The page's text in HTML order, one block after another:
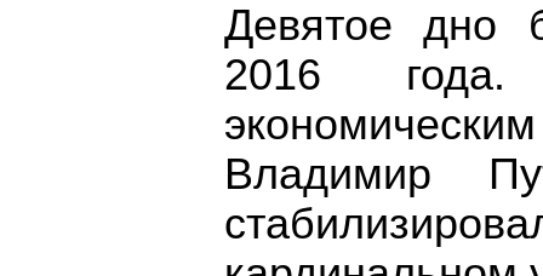
Девятое дно
2016
Владимир